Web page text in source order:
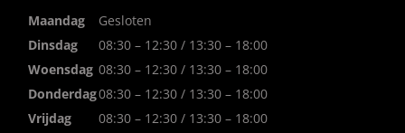
Maandag
Gesloten
Dinsdag
08:30 – 12:30 / 13:30 – 18:00
Woensdag 08:30 – 12:30 / 13:30 – 18:00
Donderdag08:30 – 12:30 / 13:30 – 18:00
Vrijdag
08:30 – 12:30 / 13:30 – 18:00